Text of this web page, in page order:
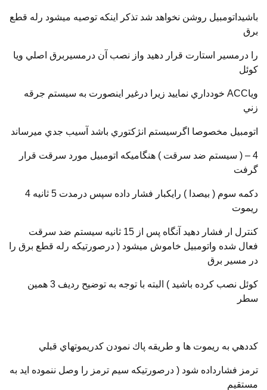
باشيداتومبيل روشن نخواهد شد تذكر اينكه توصيه ميشود رله قطع
برق
را درمسير استارت قرار دهيد واز نصب آن درمسيربرق اصلي ويا
كوئل
وياACC خودداري نماييد زيرا درغير اينصورت به سيستم جرقه
زني
اتومبيل مخصوصا اگرسيستم انژكتوري باشد آسيب جدي ميرساند
4 – ( سيستم ضد سرقت ) هنگاميكه اتومبيل مورد سرقت قرار
گرفت
دكمه سوم ( بيصدا ) رايكبار فشار داده سپس درمدت 5 ثانيه 4
ريموت
كنترل ار فشار دهيد آنگاه پس از 15 ثانيه سيستم ضد سرقت
فعال شده واتومبيل خاموش ميشود ( درصورتيكه رله قطع برق را
در مسير برق
كوئل نصب كرده باشيد ) البته با توجه به توضيح رديف 3 همين
سطر
كددهي به ريموت ها و طريقه پاك نمودن كدريموتهاي قبلي
ترمز فشارداده شود ( درصورتيكه سيم ترمز را وصل ننموده ايد به
مستقيم